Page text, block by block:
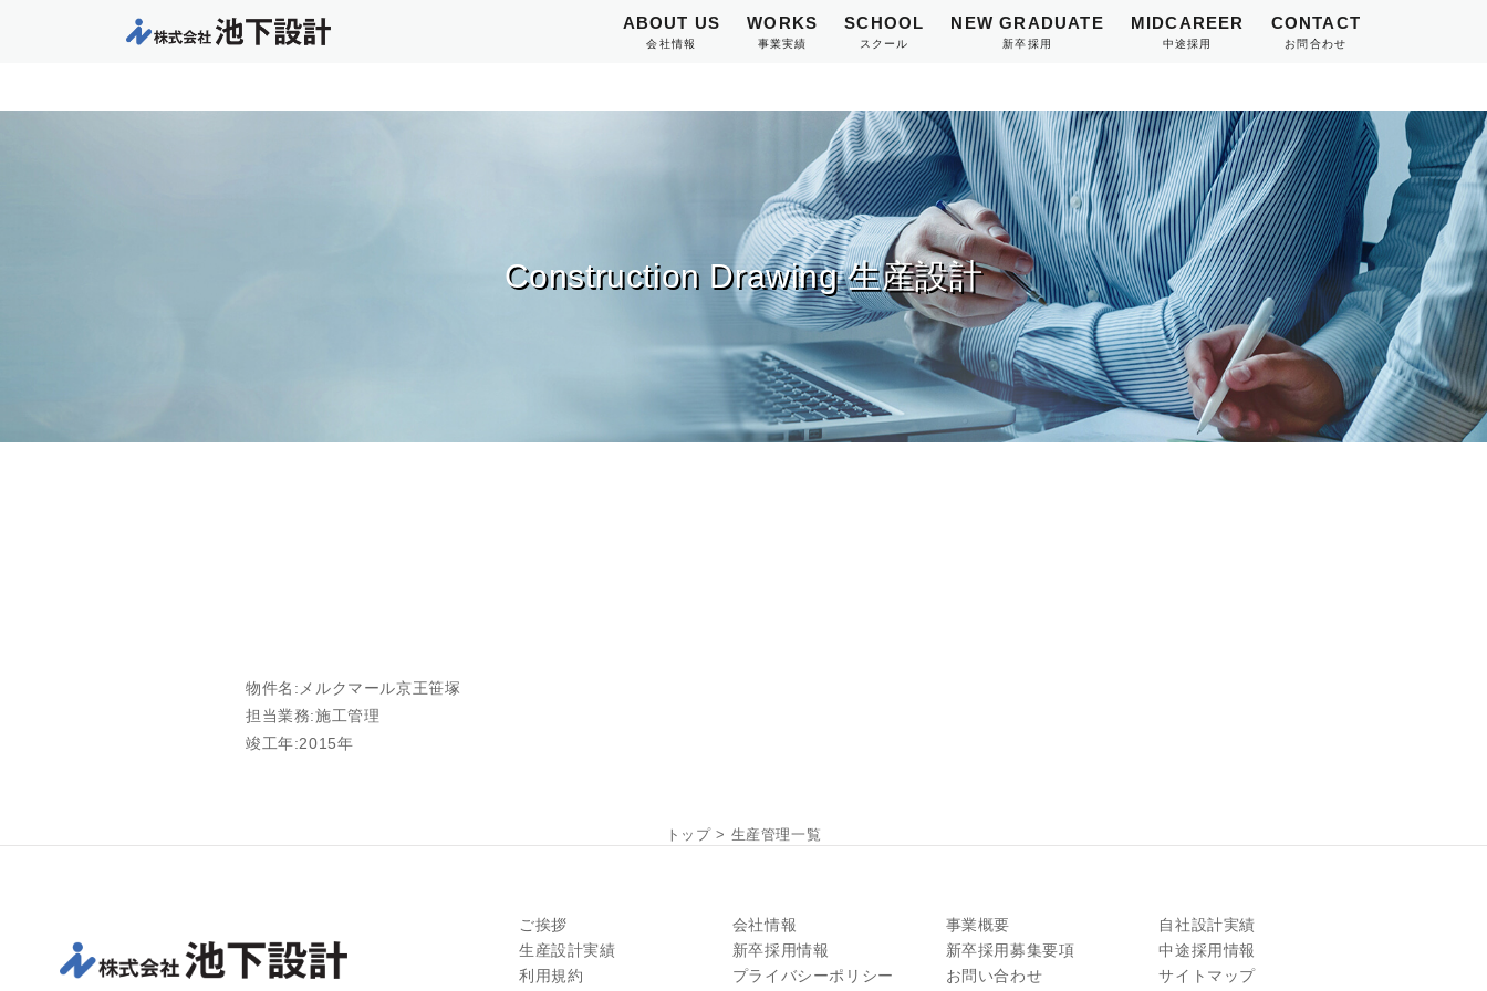
ABOUT US
会社情報
WORKS
事業実績
SCHOOL
スクール
NEW GRADUATE
新卒採用
MIDCAREER
中途採用
CONTACT
お問合わせ
Construction Drawing 生産設計
物件名:メルクマール京王笹塚
担当業務:施工管理
竣工年:2015年
トップ > 生産管理一覧
ご挨拶 会社情報 事業概要
自社設計実績
生産設計実績
新卒採用情報 新卒採用募集要項
中途採用情報
利用規約
プライバシーポリシー お問い合わせ サイトマップ